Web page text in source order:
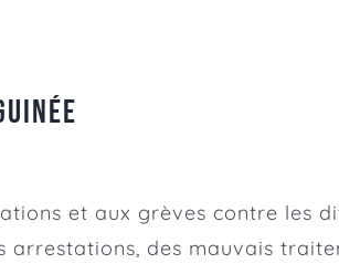
et aux grèves contre les
arrestations, des mauvais